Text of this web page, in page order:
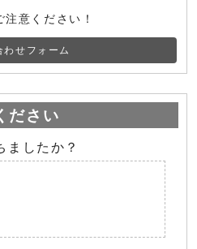
意ください！
わせフォーム
ださい
ましたか？